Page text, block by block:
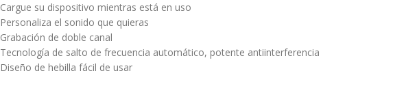
Cargue su dispositivo mientras está en uso
Personaliza el sonido que quieras
Grabación de doble canal
Tecnología de salto de frecuencia automático, potente antiinterferencia
Diseño de hebilla fácil de usar